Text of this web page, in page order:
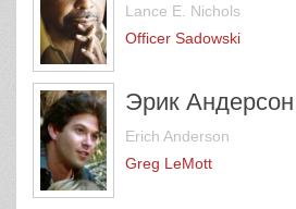
Lance E. Nichols
Officer Sadowski
Эрик Андерсон
Erich Anderson
Greg LeMott